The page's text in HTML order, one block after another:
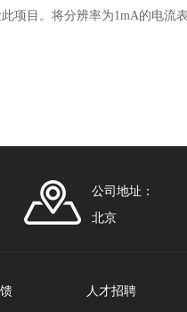
目。将分辨率为1mA的电流
公司地址：
北京
人才招聘